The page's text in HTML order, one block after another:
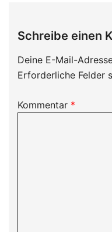
Schreibe einen
Deine E-Mail-
Erforderliche Felder
Kommentar *